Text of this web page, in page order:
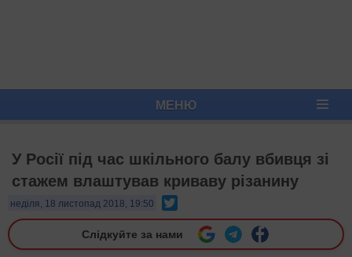
МЕНЮ
У Росії під час шкільного балу вбивця зі
стажем влаштував криваву різанину
неділя, 18 листопад 2018, 19:50
Слідкуйте за нами